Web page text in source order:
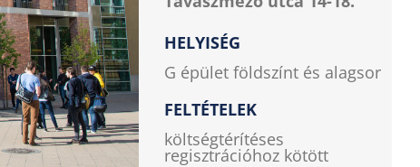
HELYISÉG
G épület földszínt és alagsor
FELTÉTELEK
költségtérítéses
regisztrációhoz kötött